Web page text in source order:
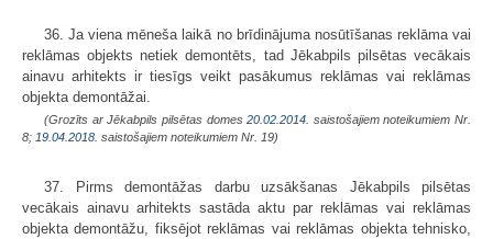
36. Ja viena mēneša laikā no brīdinājuma nosūtīšanas reklāma vai
reklāmas objekts netiek demontēts, tad Jēkabpils pilsētas vecākais
ainavu arhitekts ir tiesīgs veikt pasākumus reklāmas vai reklāmas
objekta demontāžai.
(Grozīts ar Jēkabpils pilsētas domes20.02.2014. saistošajiem noteikumiem Nr.
8; 19.04.2018. saistošajiem noteikumiem Nr. 19)
37. Pirms demontāžas darbu uzsākšanas Jēkabpils pilsētas
vecākais ainavu arhitekts sastāda aktu par reklāmas vai reklāmas
objekta demontāžu, fiksējot reklāmas vai reklāmas objekta tehnisko,